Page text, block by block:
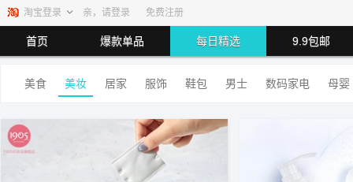
淘宝登录 亲，请登录 免费注册
首页 爆款单品 每日精选 9.9包邮
最高返利1.00%
美食 美妆 居家 服饰 鞋包 男士 数码家电 母婴